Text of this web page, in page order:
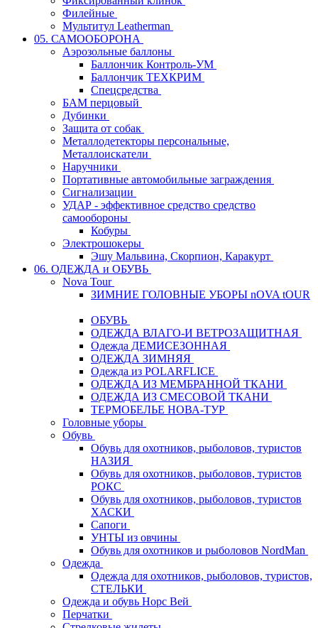
Филейные
Мультитул Leatherman
05. САМООБОРОНА
Аэрозольные баллоны
Баллончик Контроль-УМ
Баллончик ТЕХКРИМ
Спецсредства
БАМ перцовый
Дубинки
Защита от собак
Металлодетекторы персональные,
Металлоискатели
Наручники
Портативные автомобильные заграждения
Сигнализации
УДАР - эффективное средство средство
самообороны
Кобуры
Электрошокеры
Эшу Мальвина, Скорпион, Каракурт
06. ОДЕЖДА и ОБУВЬ
Nova Tour
ЗИМНИЕ ГОЛОВНЫЕ УБОРЫ nOVA tOUR
ОБУВЬ
ОДЕЖДА ВЛАГО-И ВЕТРОЗАЩИТНАЯ
Одежда ДЕМИСЕЗОННАЯ
ОДЕЖДА ЗИМНЯЯ
Одежда из POLARFLICE
ОДЕЖДА ИЗ МЕМБРАННОЙ ТКАНИ
ОДЕЖДА ИЗ СМЕСОВОЙ ТКАНИ
ТЕРМОБЕЛЬЕ НОВА-ТУР
Головные уборы
Обувь
Обувь для охотников, рыболовов, туристов
НАЗИЯ
Обувь для охотников, рыболовов, туристов
РОКС
Обувь для охотников, рыболовов, туристов
ХАСКИ
Сапоги
УНТЫ из овчины
Обувь для охотников и рыболовов NordMan
Одежда
Одежда для охотников, рыболовов, туристов,
СТЕЛЬКИ
Одежда и обувь Норс Вей
Перчатки